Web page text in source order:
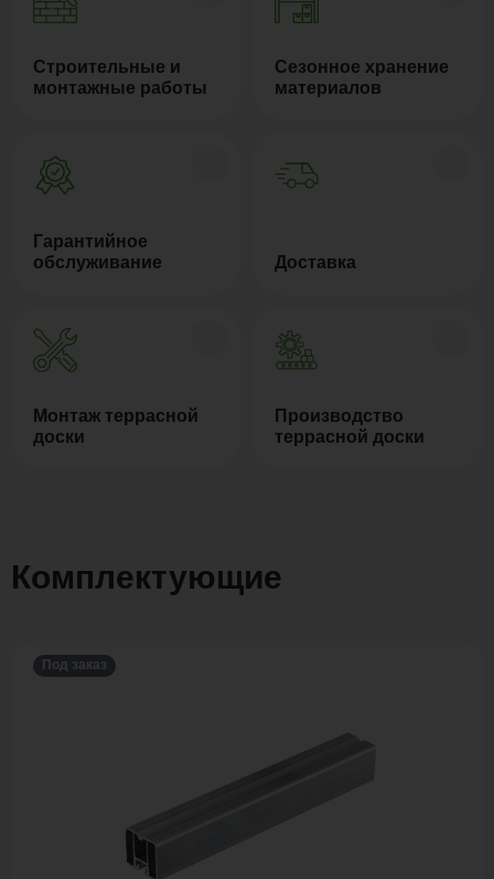
Строительные и
монтажные работы
Сезонное хранение
материалов
Гарантийное
обслуживание
Доставка
Монтаж террасной
доски
Производство
террасной доски
Комплектующие
Под заказ